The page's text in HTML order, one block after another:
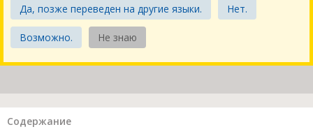
Да, позже переведен на другие языки. Нет.
Возможно. Не знаю
Содержание